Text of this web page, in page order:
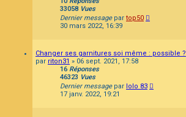
33058 Vues
Dernier message par top50
30 mars 2022, 16:39
Changer ses garnitures soi même : possible ?
par riton31 » 06 sept. 2021, 17:58
16 Réponses
46323 Vues
Dernier message par lolo 83
17 janv. 2022, 19:21